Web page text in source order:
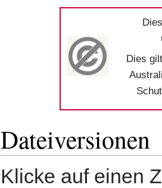
Dies
Dateiversionen
Klicke auf einen